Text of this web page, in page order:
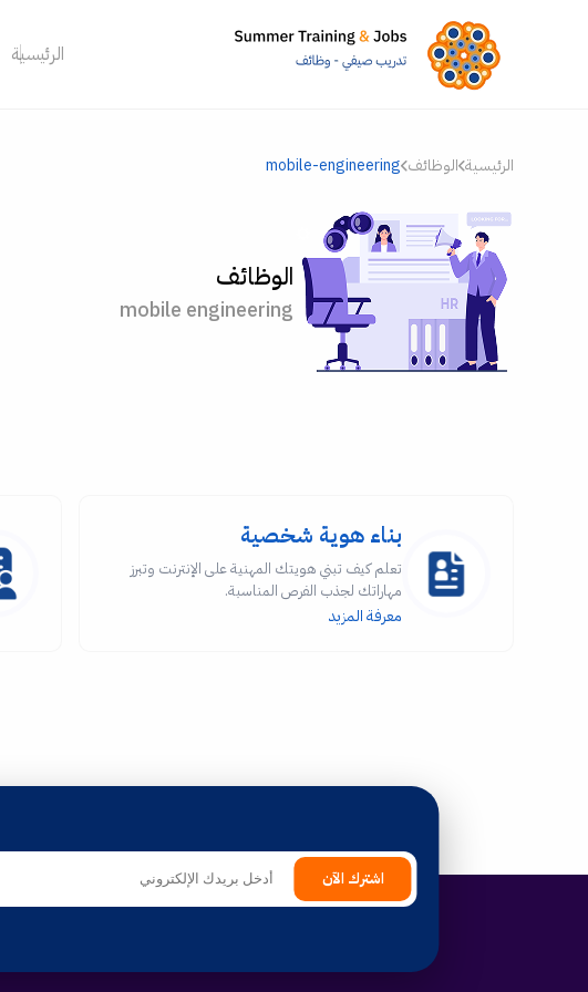
الرئيسية
الرئيسية الوظائف mobile-engineering
الوظائف
mobile engineering
بناء هوية شخصية
تعلم كيف تبني هويتك المهنية على الإنترنت وتبرز
مهاراتك لجذب الفرص المناسبة.
معرفة المزيد
اشترك الآن